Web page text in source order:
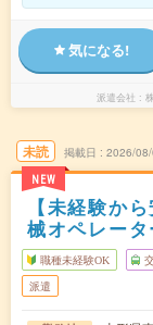
気になる!
派遣会社
未読
NEW
掲載日 2026/
【未経験か
械オペレー
職種未経験OK
派遣